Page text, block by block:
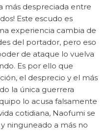
más despreciada entre
Este escudo es
experiencia cambia de
del portador, pero eso
de ataque lo vuelva
Es por ello que
el desprecio y el más
la única guerrera
lo acusa falsamente
cotidiana, Naofumi se
ninguneado a más no